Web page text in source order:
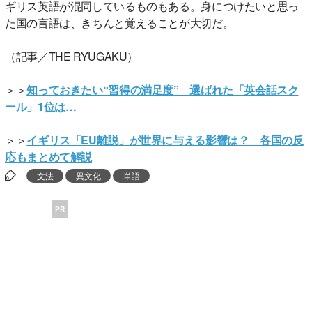
ギリス英語が混同しているものもある。身につけたいと思っ
た国の言語は、きちんと覚えることが大切だ。
（記事／THE RYUGAKU）
＞＞知っておきたい“習得の満足度” 選ばれた「英会話スク
ール」1位は…
＞＞イギリス「EU離脱」が世界に与える影響は？ 各国の反
応もまとめて解説
文法 異文化 単語
PR